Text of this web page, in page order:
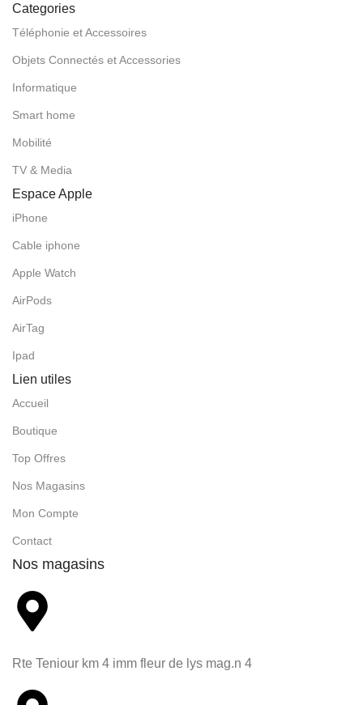
Categories
Téléphonie et Accessoires
Objets Connectés et Accessories
Informatique
Smart home
Mobilité
TV & Media
Espace Apple
iPhone
Cable iphone
Apple Watch
AirPods
AirTag
Ipad
Lien utiles
Accueil
Boutique
Top Offres
Nos Magasins
Mon Compte
Contact
Nos magasins
Rte Teniour km 4 imm fleur de lys mag.n 4